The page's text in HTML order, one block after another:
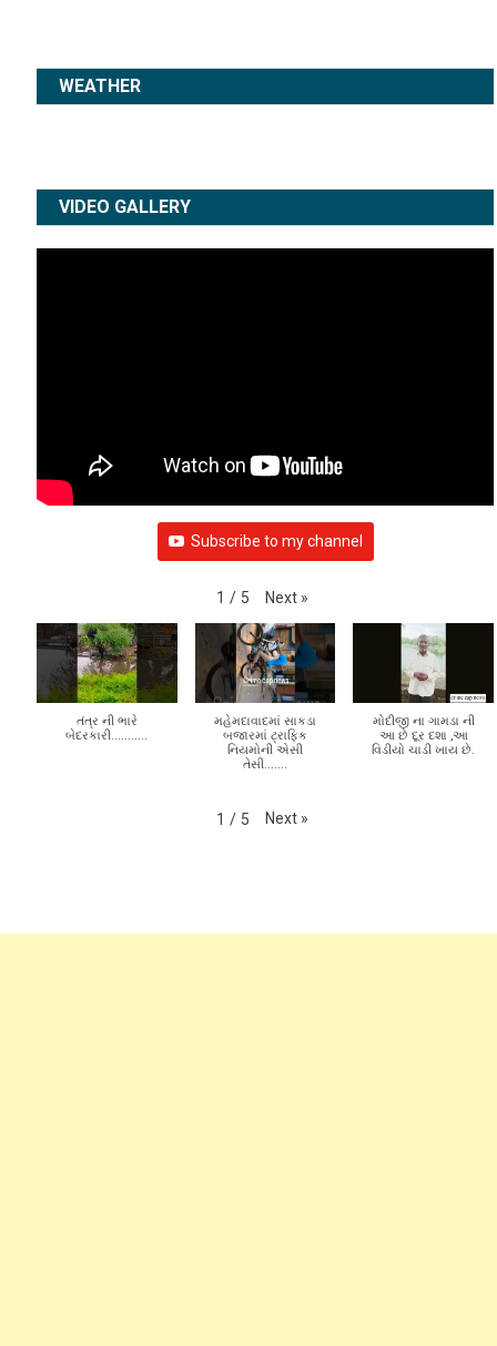
WEATHER
VIDEO GALLERY
Subscribe to my channel
1 / 5 Next »
તંત્ર ની ભારે
બેદરકારી...........
મહેમદાવાદમાં સાકડા
બજારમાં ટ્રાફિક
નિયમોની એસી
તેસી.......
મોદીજી ના ગામડા ની
આ છે દૂર દશા ,આ
વિડીયો ચાડી ખાય છે.
1 / 5 Next »